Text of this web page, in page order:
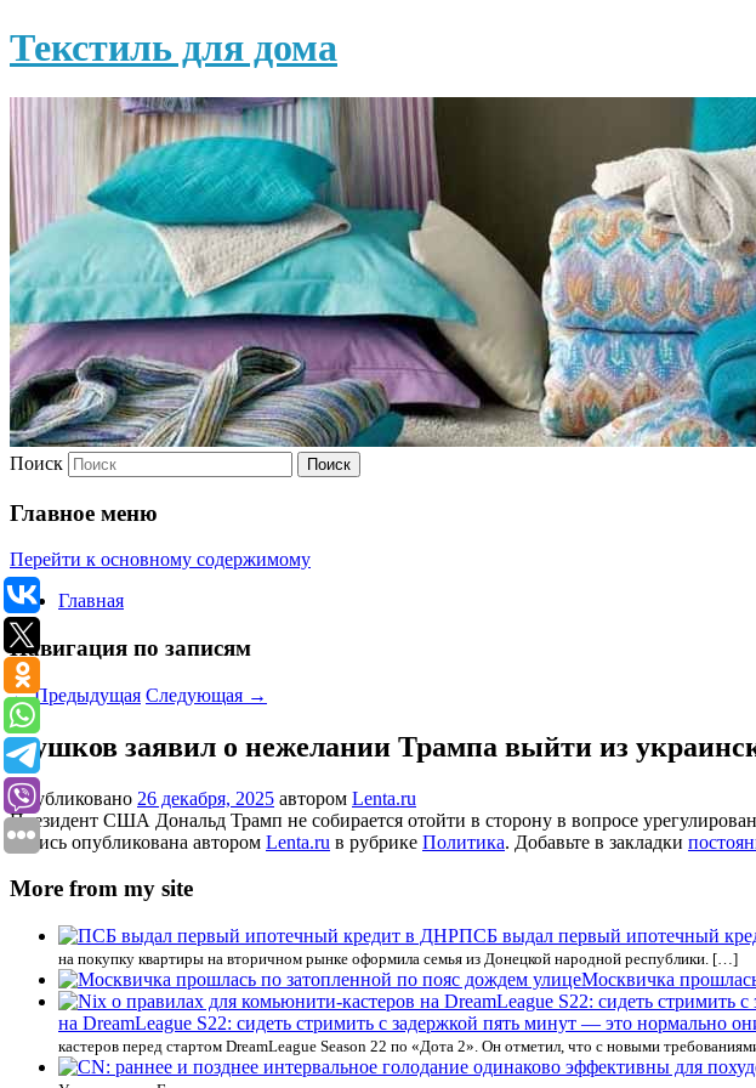
Текстиль для дома
Поиск
Главное меню
Перейти к основному содержимому
Главная
Навигация по записям
←Предыдущая Следующая →
Пушков заявил о нежелании Трампа выйти из
Опубликовано 26 декабря, 2025 автором Lenta.ru
Президент США Дональд Трамп не собирается отойти в сторону в вопросе
Запись опубликована автором Lenta.ru в рубрике Политика. Добавьте в закладки
More from my site
ПСБ выдал первый ипотечный
на покупку квартиры на вторичном рынке оформила семья из Донецкой народной республики. […]
Москвичка
на DreamLeague S22: сидеть стримить с задержкой пять минут — это нормально
кастеров перед стартом DreamLeague Season 22 по «Дота 2». Он отметил, что с новыми